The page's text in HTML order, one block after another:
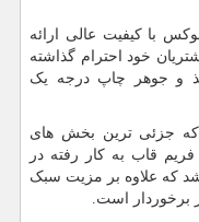
با کیفیت عالی ارائه
خود احترام گذاشته
و جوهر چاپ درجه یک
که جزئی ترین بخش های
قاب به کار رفته در
که علاوه بر مزیت سبک
برخوردار است.